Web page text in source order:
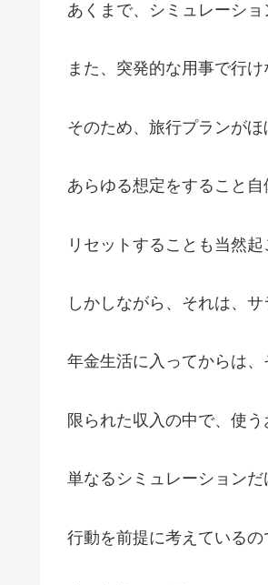
あくまで、シミュレーショ
また、突発的な用事で行け
そのため、旅行プランが
あらゆる想定をすること自
リセットすることも当然
しかしながら、それは、
年金生活に入ってからは
限られた収入の中で、使う
単なるシミュレーションだ
行動を前提に考えているの